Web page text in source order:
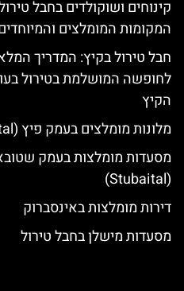
קינוחים ושוקולדים בחבל
המקומות המומלצים
חבל טירול בקיץ: המדריך
לחופשה המושלמת בטירול
הקיץ
מלונות מומלצים בעמק פיץ (Pitztal)
מסעדות מומלצות בעמק
(Stubaital)
דירות מומלצות באינסברוק
מסעדות מישלן בחבל טירול